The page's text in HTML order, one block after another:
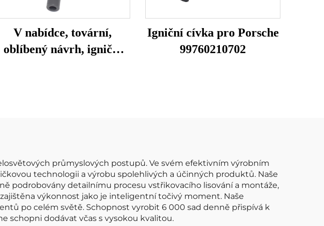
V nabídce, tovární,
oblíbený návrh, igniční
Igniční cívka pro Porsche
99760210702
průmyslových postupů. Ve svém efektivním výrobním
technologii a výrobu spolehlivých a účinných produktů. Naše
podrobovány detailnímu procesu vstřikovacího lisování a montáže,
výkonnost jako je inteligentní točivý moment. Naše
po celém světě. Schopnost vyrobit 6 000 sad denně přispívá k
schopni dodávat včas s vysokou kvalitou.